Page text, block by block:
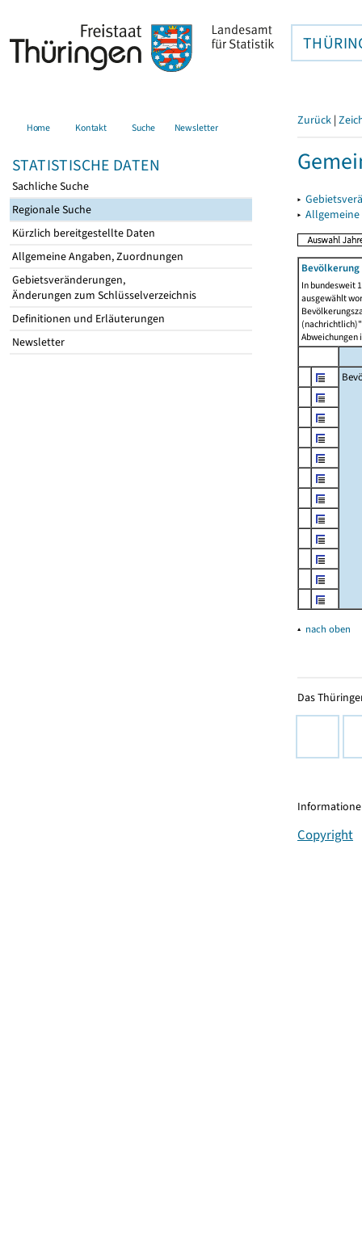
Home Kontakt Suche Newsletter
STATISTISCHE DATEN
Sachliche Suche
Regionale Suche
Kürzlich bereitgestellte Daten
Allgemeine Angaben, Zuordnungen
Gebietsveränderungen,
Änderungen zum Schlüsselverzeichnis
Definitionen und Erläuterungen
Newsletter
Zurück |
▸
▸
In bundesweit
ausgewählt
Abweichungen
▴ nach oben
Das
Copyright